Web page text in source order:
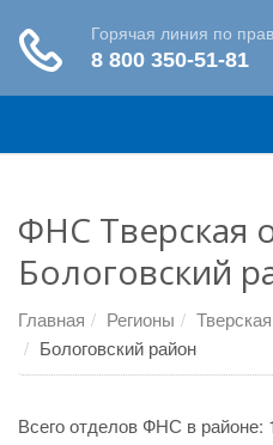
ФНС Тверская
Бологовский
Главная Регионы
Бологовский район
Всего отделов ФНС в районе: